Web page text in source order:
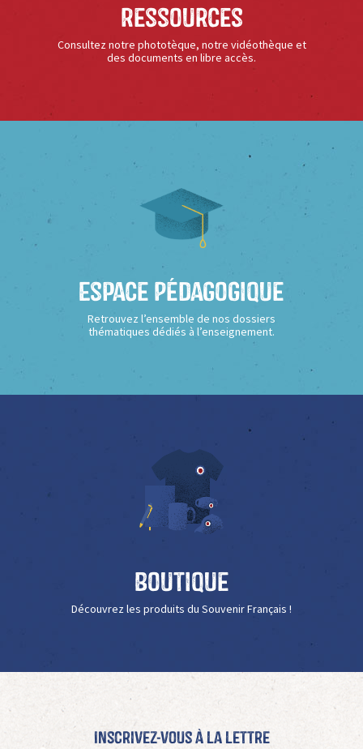
Ressources
Consultez notre phototèque, notre vidéothèque et
des documents en libre accès.
Espace Pédagogique
Retrouvez l’ensemble de nos dossiers
thématiques dédiés à l’enseignement.
Boutique
Découvrez les produits du Souvenir Français !
Inscrivez-vous à La Lettre